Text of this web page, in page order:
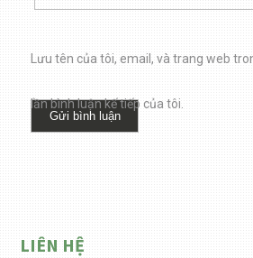
Lưu tên của tôi, email, và trang web
lần bình luận kế tiếp của tôi.
LIÊN HỆ